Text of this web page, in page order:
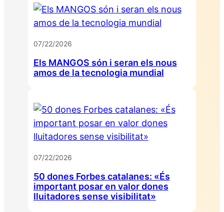
07/22/2026
Els MANGOS són i seran els nous
amos de la tecnologia mundial
07/22/2026
50 dones Forbes catalanes: «És
important posar en valor dones
lluitadores sense visibilitat»